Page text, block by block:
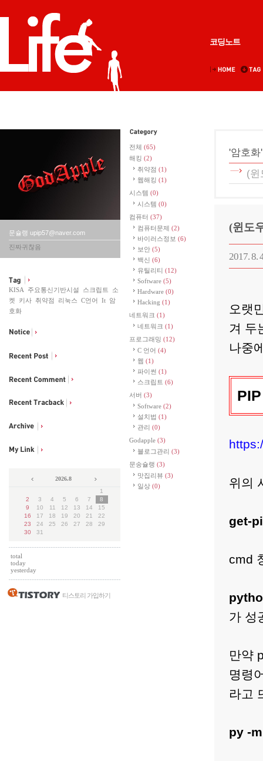
코딩노트
문슐랭 upip57@naver.com
진짜귀찮음
KISA 주요통신기반시설 스크립트
소
켓
키사 취약점 리눅스 C언어 It 암
호화
2026.8
1
2
3 4 5 6 7
8
9
10 11 12 13 14
15
16
17 18 19 20 21
22
23
24 25 26 27 28
29
30
31
total
today
yesterday
티스토리 가입하기
전체 (65)
해킹 (2)
취약점 (1)
웹해킹 (1)
시스템 (0)
시스템 (0)
컴퓨터 (37)
컴퓨터문제 (2)
바이러스정보 (6)
보안 (5)
백신 (6)
유틸리티 (12)
Software (5)
Hardware (0)
Hacking (1)
네트워크 (1)
네트워크 (1)
프로그래밍 (12)
C 언어 (4)
웹 (1)
파이썬 (1)
스크립트 (6)
서버 (3)
Software (2)
설치법 (1)
관리 (0)
Godapple (3)
블로그관리 (3)
문송슐랭 (3)
맛집리뷰 (3)
일상 (0)
'암호
(윈
(윈도
2017. 8.
오랫
겨 두
나중
위의
get-
cmd
가 성
만약
명령
라고
py -